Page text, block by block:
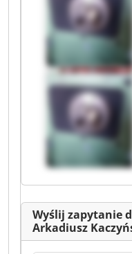
Wyślij zapytanie
Arkadiusz